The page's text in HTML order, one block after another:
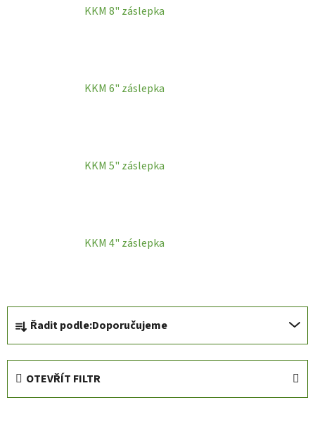
KKM 8" záslepka
KKM 6" záslepka
KKM 5" záslepka
KKM 4" záslepka
Ř
a
z
Řadit podle:Doporučujeme
OTEVŘÍT FILTR